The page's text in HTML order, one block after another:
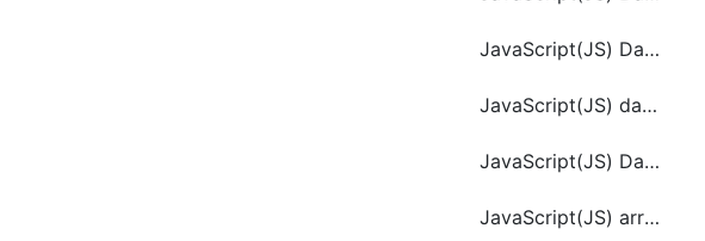
JavaScript(JS) Date.getUTCFullYear()
JavaScript(JS) date.valueOf ()
JavaScript(JS) Date()
JavaScript(JS) array.constructor